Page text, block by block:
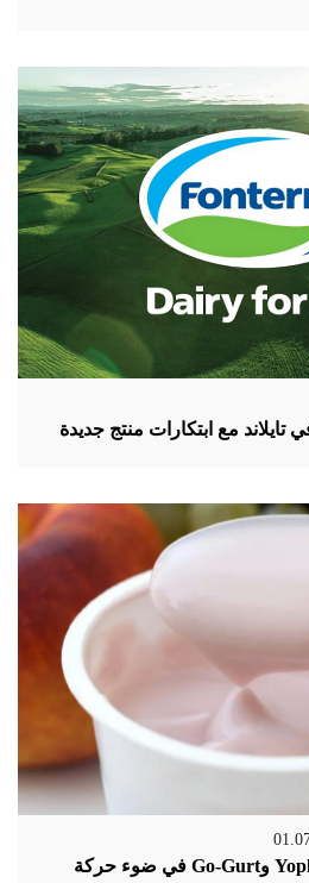
تايلاند مع ابتكارات منتج جديدة
Lactalis تُعيد تشكيل Yoplait وGo-Gurt في ضوء حركة